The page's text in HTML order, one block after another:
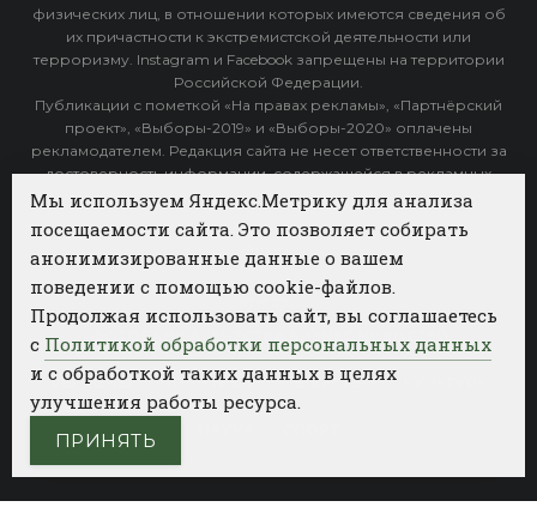
физических лиц, в отношении которых имеются сведения об
их причастности к экстремистской деятельности или
терроризму. Instagram и Facebook запрещены на территории
Российской Федерации.
Публикации с пометкой «На правах рекламы», «Партнёрский
проект», «Выборы-2019» и «Выборы-2020» оплачены
рекламодателем. Редакция сайта не несет ответственности за
достоверность информации, содержащейся в рекламных
объявлениях.
ФОТОБАНК АГЕНТСТВА БИЗНЕС НОВОСТЕЙ
РЕГИОНЫ ПОЛИТИКА ОБЩЕСТВО
Мы используем Яндекс.Метрику для анализа
посещаемости сайта. Это позволяет собирать
анонимизированные данные о вашем
поведении с помощью cookie-файлов.
Продолжая использовать сайт, вы соглашаетесь
с Политикой обработки персональных данных
и с обработкой таких данных в целях
улучшения работы ресурса.
ПРИНЯТЬ